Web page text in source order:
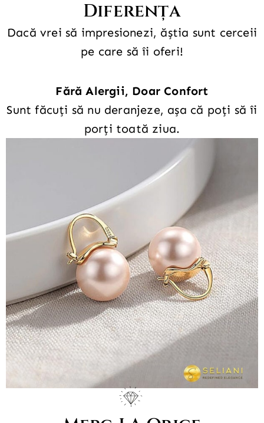
Diferența
Dacă vrei să impresionezi, ăștia sunt cerceii
pe care să îi oferi!
Fără Alergii, Doar Confort
Sunt făcuți să nu deranjeze, așa că poți să îi
porți toată ziua.